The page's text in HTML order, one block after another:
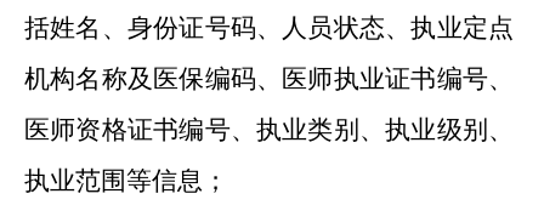
括姓名、身份证号码、人员状态、执业定点
机构名称及医保编码、医师执业证书编号、
医师资格证书编号、执业类别、执业级别、
执业范围等信息 ；